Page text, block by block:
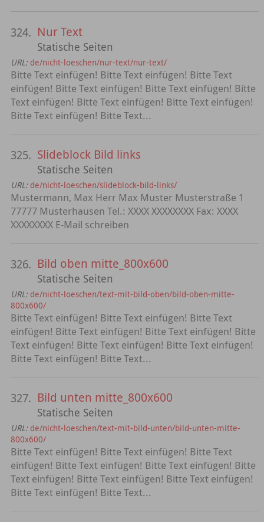
324. Nur Text
Statische Seiten
URL: de/nicht-loeschen/nur-text/nur-text/
Bitte Text einfügen! Bitte Text einfügen! Bitte Text
einfügen! Bitte Text einfügen! Bitte Text einfügen! Bitte
Text einfügen! Bitte Text einfügen! Bitte Text einfügen!
Bitte Text einfügen! Bitte Text...
325. Slideblock Bild links
Statische Seiten
URL: de/nicht-loeschen/slideblock-bild-links/
Mustermann, Max Herr Max Muster Musterstraße 1
77777 Musterhausen Tel.: XXXX XXXXXXXX Fax: XXXX
XXXXXXXX E-Mail schreiben
326. Bild oben mitte_800x600
Statische Seiten
URL: de/nicht-loeschen/text-mit-bild-oben/bild-oben-mitte-
800x600/
Bitte Text einfügen! Bitte Text einfügen! Bitte Text
einfügen! Bitte Text einfügen! Bitte Text einfügen! Bitte
Text einfügen! Bitte Text einfügen! Bitte Text einfügen!
Bitte Text einfügen! Bitte Text...
327. Bild unten mitte_800x600
Statische Seiten
URL: de/nicht-loeschen/text-mit-bild-unten/bild-unten-mitte-
800x600/
Bitte Text einfügen! Bitte Text einfügen! Bitte Text
einfügen! Bitte Text einfügen! Bitte Text einfügen! Bitte
Text einfügen! Bitte Text einfügen! Bitte Text einfügen!
Bitte Text einfügen! Bitte Text...